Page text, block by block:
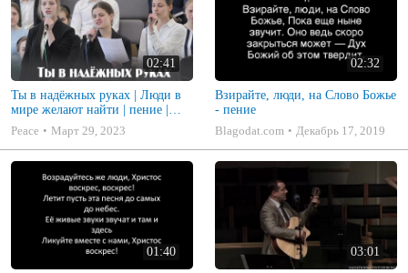
02:41
Ты в надёжных руках | Люди в
мире желают найти | пение |
Новосибирск
Peace Март 29, 2023
02:32
Взирайте, люди, на Слово Божье
- пение
Blagodat.com
Декабрь 17, 2019
01:40 03:01